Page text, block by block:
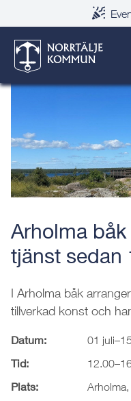
Arholma
tjänst sedan
I Arholma båk
tillverkad konst och
Datum: 01
Tid:
Plats: